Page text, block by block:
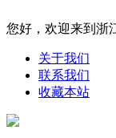
您好，欢迎来到浙
关于我们
联系我们
收藏本站